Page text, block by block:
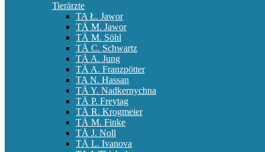
Tierärzte
TA Ł. Jawor
TÄ M. Jawor
TÄ M. Söhl
TÄ C. Schwartz
TÄ A. Jung
TÄ A. Franzpötter
TA N. Hassan
TÄ Y. Nadkernychna
TÄ P. Freytag
TÄ R. Krogmeier
TÄ M. Finke
TÄ J. Noll
TÄ L. Ivanova